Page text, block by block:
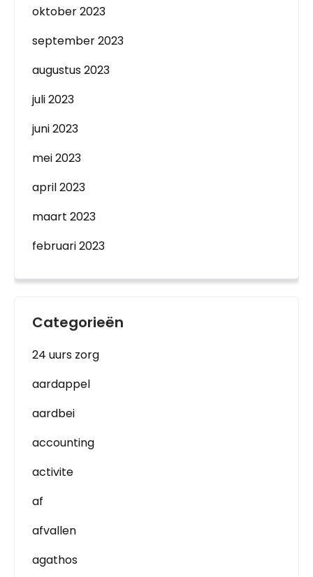
oktober 2023
september 2023
augustus 2023
juli 2023
juni 2023
mei 2023
april 2023
maart 2023
februari 2023
Categorieën
24 uurs zorg
aardappel
aardbei
accounting
activite
af
afvallen
agathos